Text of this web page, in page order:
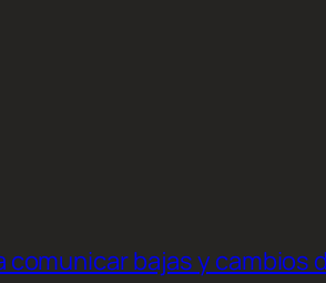
comunicar bajas y cambios